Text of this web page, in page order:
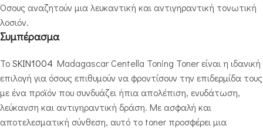
Όσους αναζητούν μια λευκαντική και αντιγηραντική τονωτική
λοσιόν.
Συμπέρασμα
ΤοSKIN1004 Madagascar Centella Toning Toner είναι η ιδανική
επιλογή για όσους επιθυμούν να φροντίσουν την επιδερμίδα τους
με ένα προϊόν που συνδυάζει ήπια απολέπιση, ενυδάτωση,
λεύκανση και αντιγηραντική δράση. Με ασφαλή και
αποτελεσματική σύνθεση, αυτό το toner προσφέρει μια